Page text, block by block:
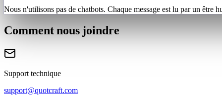
Nous n'utilisons pas de chatbots. Chaque message est lu par un être
Comment nous joindre
Support technique
support@quotcraft.com